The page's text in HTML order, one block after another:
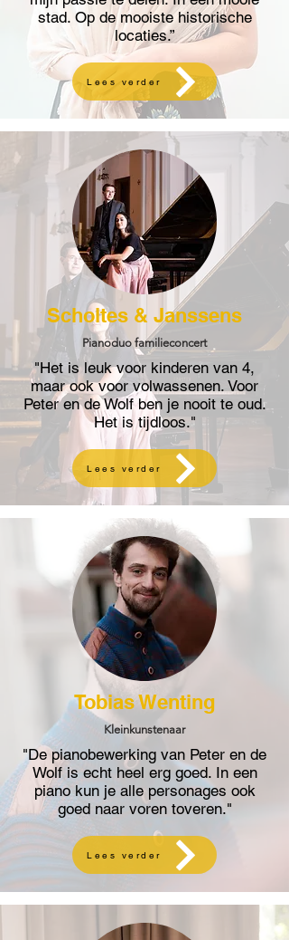
stad. Op de mooiste historische
locaties.”
Lees verder
Scholtes & Janssens
Pianoduo familieconcert
"Het is leuk voor kinderen van 4,
maar ook voor volwassenen. Voor
Peter en de Wolf ben je nooit te oud.
Het is tijdloos."
Lees verder
Tobias Wenting
Kleinkunstenaar
"De pianobewerking van Peter en de
Wolf is echt heel erg goed. In een
piano kun je alle personages ook
goed naar voren toveren."
Lees verder